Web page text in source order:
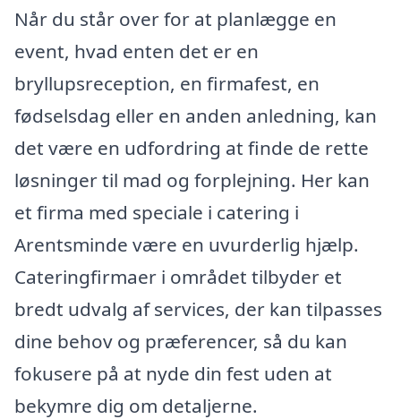
Når du står over for at planlægge en
event, hvad enten det er en
bryllupsreception, en firmafest, en
fødselsdag eller en anden anledning, kan
det være en udfordring at finde de rette
løsninger til mad og forplejning. Her kan
et firma med speciale i catering i
Arentsminde være en uvurderlig hjælp.
Cateringfirmaer i området tilbyder et
bredt udvalg af services, der kan tilpasses
dine behov og præferencer, så du kan
fokusere på at nyde din fest uden at
bekymre dig om detaljerne.